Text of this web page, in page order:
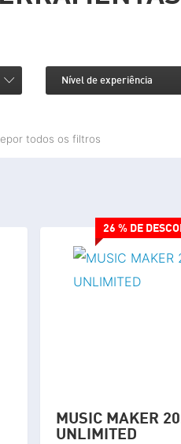
Nível de experiência
todos os filtros
26 % DE
MUSIC MAKER
UNLIMITED